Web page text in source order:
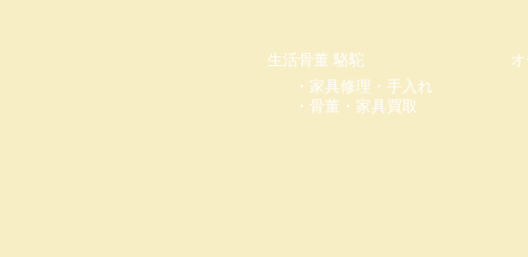
​生活骨董 駱駝
・家具修理・手入れ
・骨董・家具買取